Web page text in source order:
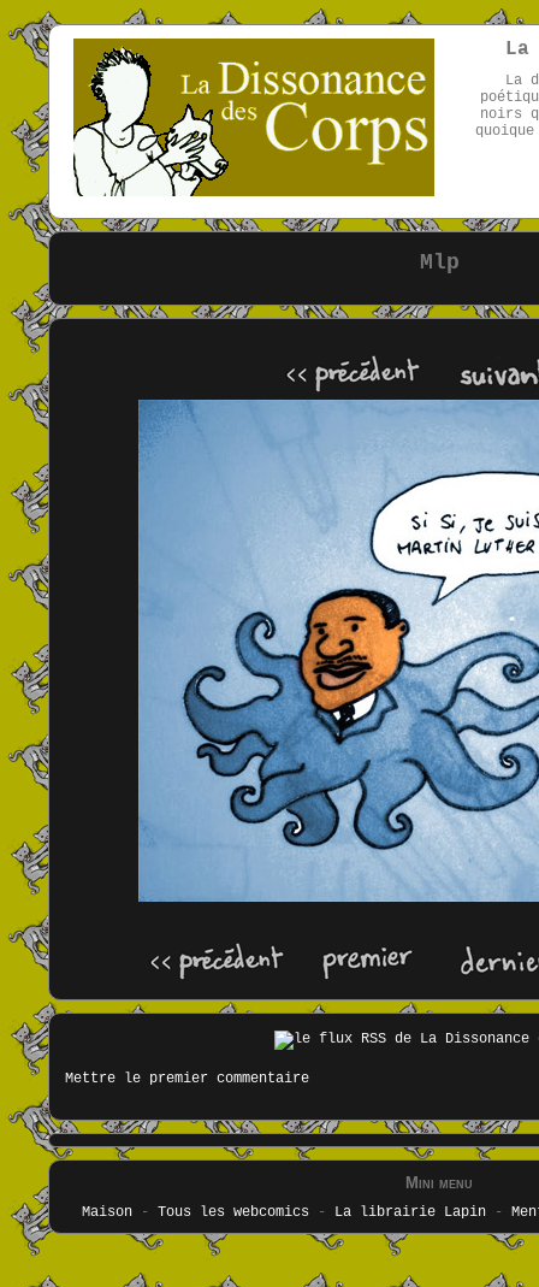
La
La
noirs
Mlp
Mettre le premier commentaire
Mini menu
Maison- Tous les webcomics - La librairie Lapin-